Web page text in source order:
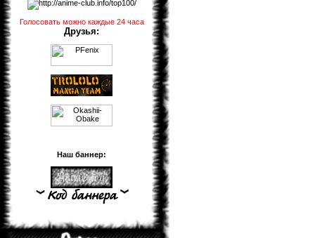
Голосовать можно каждые 24 часа
Друзья:
Наш баннер: